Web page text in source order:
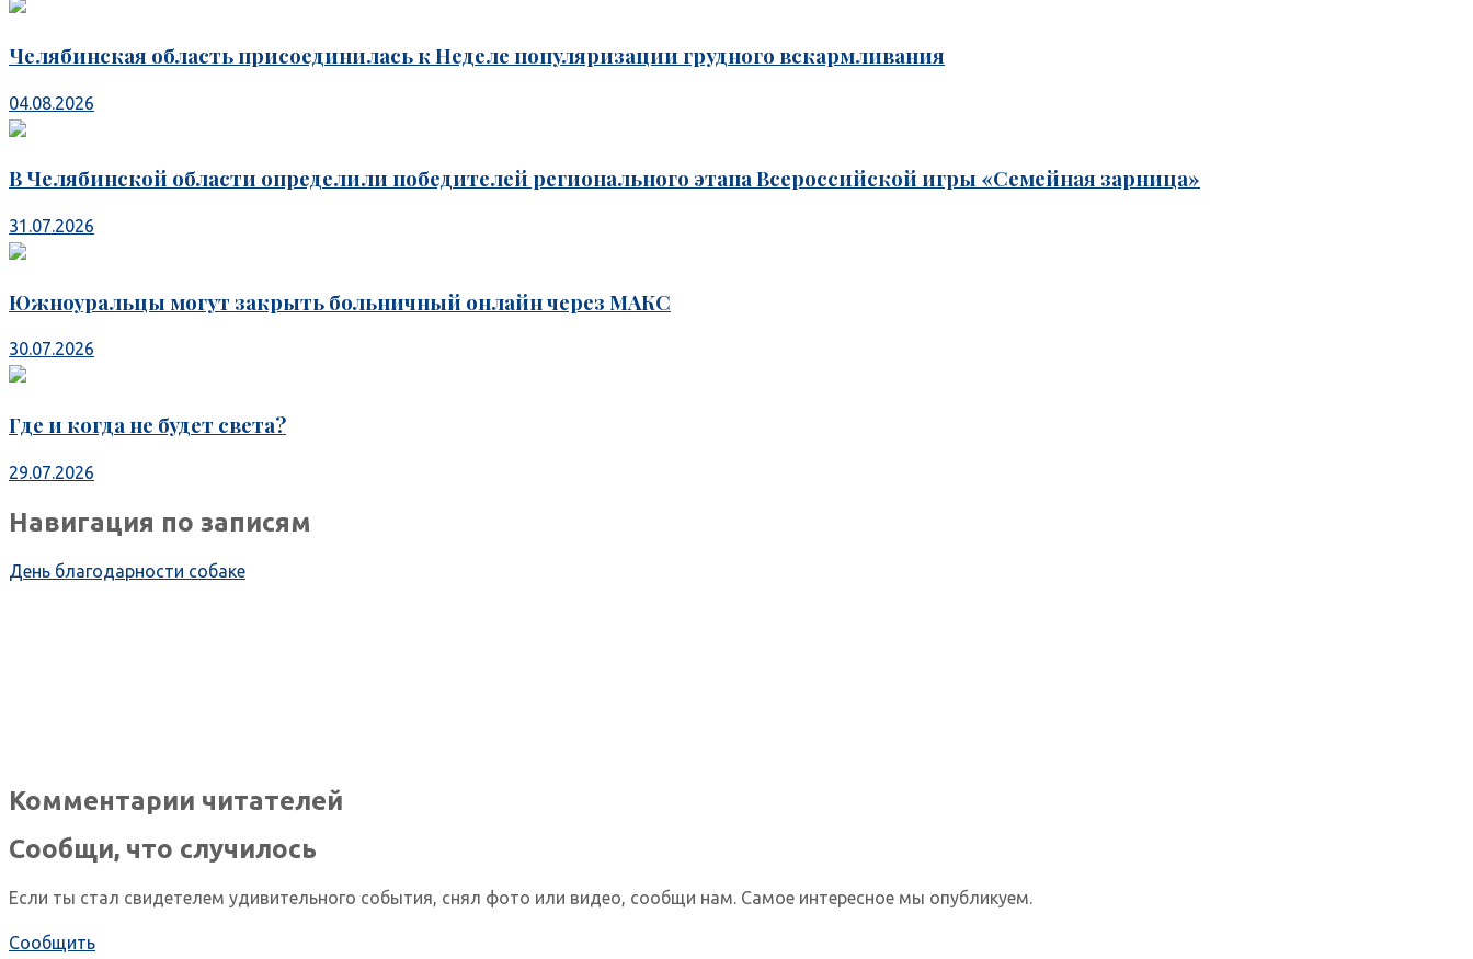
Челябинская область присоединилась к Неделе популяризации грудного вскармливания
04.08.2026
В Челябинской области определили победителей регионального этапа Всероссийской игры «Семейная зарница»
31.07.2026
Южноуральцы могут закрыть больничный онлайн через МАКС
30.07.2026
Где и когда не будет света?
29.07.2026
Навигация по записям
День благодарности собаке
Комментарии читателей
Сообщи, что случилось
Если ты стал свидетелем удивительного события, снял фото или видео, сообщи нам. Самое интересное мы опубликуем.
Сообщить